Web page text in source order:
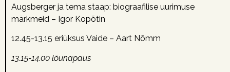
Augsberger ja tema staap: biograafilise uurimuse
märkmeid – Igor Kopõtin
12.45-13.15 eriüksus Vaide – Aart Nõmm
13.15-14.00 lõunapaus